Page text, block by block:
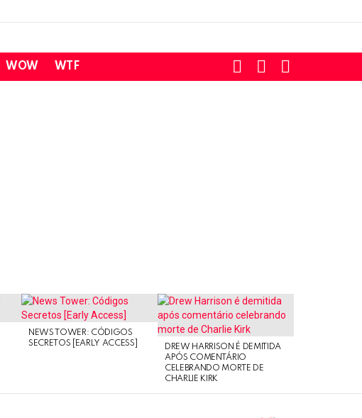
WOW WTF
SWITCH
SKIN
SEARCH
NEWS TOWER: CÓDIGOS
SECRETOS [EARLY ACCESS]
DREW HARRISON É DEMITIDA
APÓS COMENTÁRIO
CELEBRANDO MORTE DE
CHARLIE KIRK